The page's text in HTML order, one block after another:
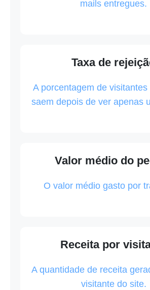
mails entregues.
Taxa de
A porcentagem de
saem depois de ver apenas
Valor médio do
O valor médio gasto por
Receita por
A quantidade de receita
visitante do site.